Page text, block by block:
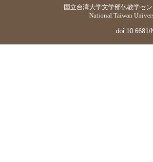
国立台湾大学文学部仏教学セ
National Taiwan
doi:10.6681/